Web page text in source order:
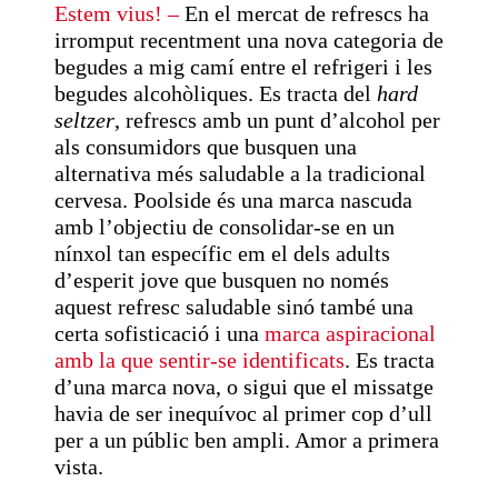
Estem vius! – En el mercat de refrescs ha
irromput recentment una nova categoria de
begudes a mig camí entre el refrigeri i les
begudes alcohòliques. Es tracta del hard
seltzer, refrescs amb un punt d’alcohol per
als consumidors que busquen una
alternativa més saludable a la tradicional
cervesa. Poolside és una marca nascuda
amb l’objectiu de consolidar-se en un
nínxol tan específic em el dels adults
d’esperit jove que busquen no només
aquest refresc saludable sinó també una
certa sofisticació i una marca aspiracional
amb la que sentir-se identificats. Es tracta
d’una marca nova, o sigui que el missatge
havia de ser inequívoc al primer cop d’ull
per a un públic ben ampli. Amor a primera
vista.